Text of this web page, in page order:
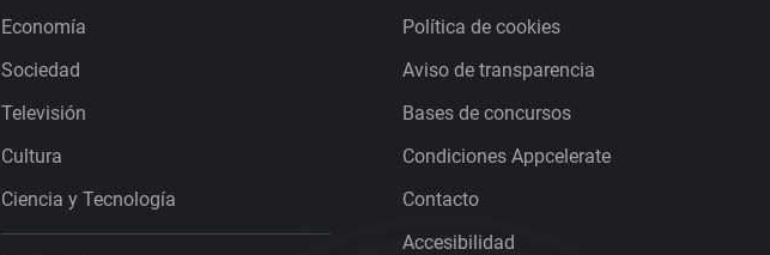
Economía
Sociedad
Televisión
Cultura
Ciencia y Tecnología
Política de cookies
Aviso de transparencia
Bases de concursos
Condiciones Appcelerate
Contacto
Accesibilidad